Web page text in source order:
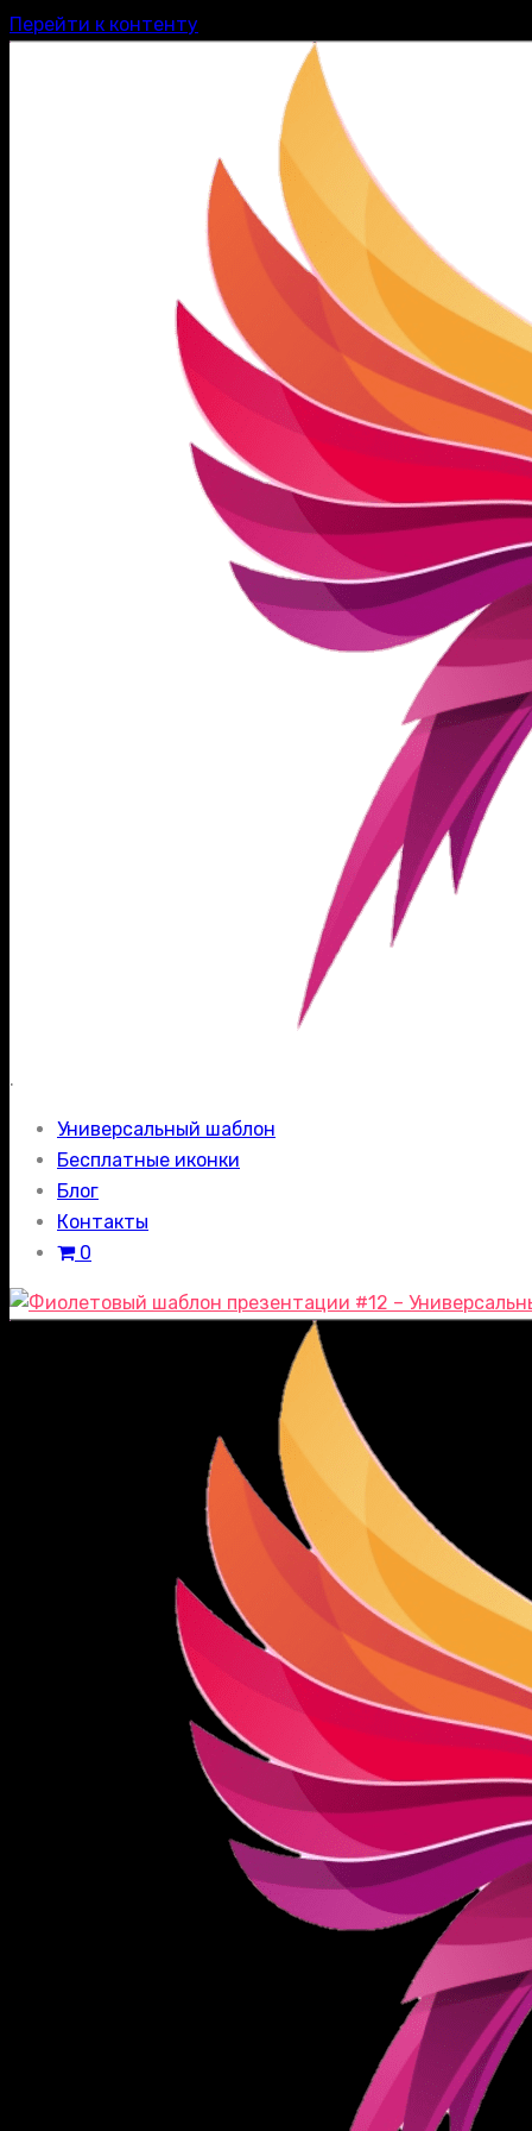
Перейти к контенту
.
Универсальный шаблон
Бесплатные иконки
Блог
Контакты
0